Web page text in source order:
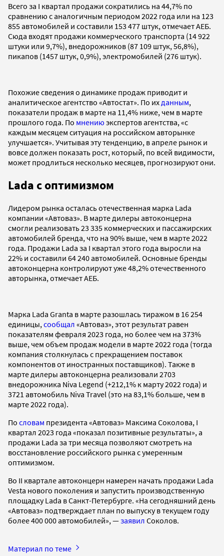
Всего за I квартал продажи сократились на 44,7% по
сравнению с аналогичным периодом 2022 года или на 123
855 автомобилей и составили 153 477 штук, отмечает АЕБ.
Сюда входят продажи коммерческого транспорта (14 922
штуки или 9,7%), внедорожников (87 109 штук, 56,8%),
пикапов (1457 штук, 0,9%), электромобилей (276 штук).
Похожие сведения о динамике продаж приводит и
аналитическое агентство «Автостат». По их данным,
показатели продаж в марте на 11,4% ниже, чем в марте
прошлого года. По мнению экспертов агентства, «с
каждым месяцем ситуация на российском авторынке
улучшается». Учитывая эту тенденцию, в апреле рынок и
вовсе должен показать рост, который, по всей видимости,
может продлиться несколько месяцев, прогнозируют они.
Lada с оптимизмом
Лидером рынка осталась отечественная марка Lada
компании «Автоваз». В марте дилеры автоконцерна
смогли реализовать 23 335 коммерческих и пассажирских
автомобилей бренда, что на 90% выше, чем в марте 2022
года. Продажи Lada за I квартал этого года выросли на
22% и составили 64 240 автомобилей. Основные бренды
автоконцерна контролируют уже 48,2% отечественного
авторынка, отмечает АЕБ.
Марка Lada Granta в марте разошлась тиражом в 16 254
единицы, сообщал «Автоваз», этот результат равен
показателям февраля 2023 года, но более чем на 373%
выше, чем объем продаж модели в марте 2022 года (тогда
компания столкнулась с прекращением поставок
компонентов от иностранных поставщиков). Также в
марте дилеры автоконцерна реализовали 2703
внедорожника Niva Legend (+212,1% к марту 2022 года) и
3721 автомобиль Niva Travel (это на 83,1% больше, чем в
марте 2022 года).
По словам президента «Автоваз» Максима Соколова, I
квартал 2023 года «показал позитивные результаты», а
продажи Lada за три месяца позволяют смотреть на
восстановление российского рынка с умеренным
оптимизмом.
Во II квартале автоконцерн намерен начать продажи Lada
Vesta нового поколения и запустить производственную
площадку Lada в Санкт-Петербурге. «На сегодняшний день
«Автоваз» подтверждает план по выпуску в текущем году
более 400 000 автомобилей», —заявил Соколов.
Материал по теме